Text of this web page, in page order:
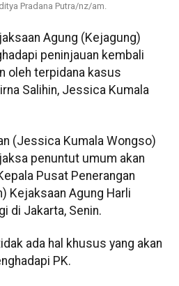
Pradana Putra/nz/am.
Agung (Kejagung)
peninjauan kembali
oleh terpidana kasus
Salihin, Jessica Kumala
(Jessica Kumala Wongso)
penuntut umum akan
Pusat Penerangan
Kejaksaan Agung Harli
di Jakarta, Senin.
ada hal khusus yang akan
PK.